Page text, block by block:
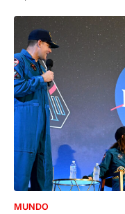
MUNDO